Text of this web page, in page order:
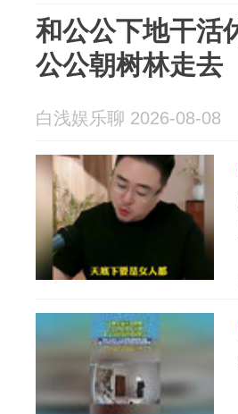
和公公下地干活
公公朝树林走去
白浅娱乐聊 2026-08-08